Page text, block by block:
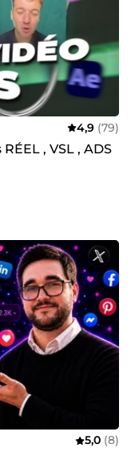
4,9 (79)
, VSL , ADS
5,0 (8)